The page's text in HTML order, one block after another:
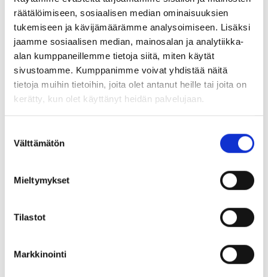
räätälöimiseen, sosiaalisen median ominaisuuksien
tukemiseen ja kävijämäärämme analysoimiseen. Lisäksi
jaamme sosiaalisen median, mainosalan ja analytiikka-
alan kumppaneillemme tietoja siitä, miten käytät
sivustoamme. Kumppanimme voivat yhdistää näitä
tietoja muihin tietoihin, joita olet antanut heille tai joita on
kerätty, kun olet käyttänyt heidän palvelujaan.
valinta
Välttämätön
Mieltymykset
Tilastot
Markkinointi
aromeja ja ovat maultaan voimakkaampia.